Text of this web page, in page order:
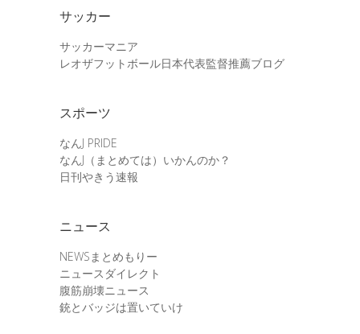
サッカー
サッカーマニア
レオザフットボール日本代表監督推薦ブログ
スポーツ
なんJ PRIDE
なんJ（まとめては）いかんのか？
日刊やきう速報
ニュース
NEWSまとめもりー
ニュースダイレクト
腹筋崩壊ニュース
銃とバッジは置いていけ